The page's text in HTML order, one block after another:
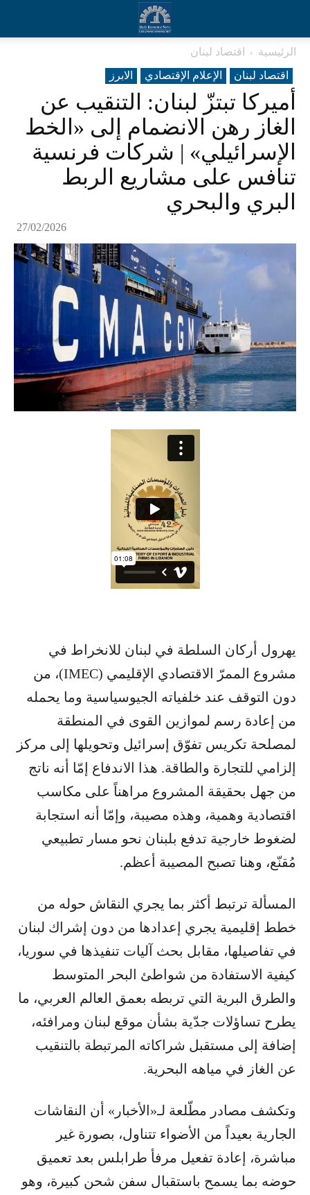
الرئيسية
اقتصاد لبنان
اقتصاد لبنان
الإعلام الإقتصادي الابرز
أميركا تبتزّ لبنان: التنقيب عن
الغاز رهن الانضمام إلى «الخط
الإسرائيلي» | شركات فرنسية
تنافس على مشاريع الربط
البري والبحري
27/02/2026
يهرول أركان السلطة في لبنان للانخراط في
مشروع الممرّ الاقتصادي الإقليمي (IMEC)، من
دون التوقف عند خلفياته الجيوسياسية وما يحمله
من إعادة رسم لموازين القوى في المنطقة
لمصلحة تكريس تفوّق إسرائيل وتحويلها إلى مركز
إلزامي للتجارة والطاقة. هذا الاندفاع إمّا أنه ناتج
من جهل بحقيقة المشروع مراهناً على مكاسب
اقتصادية وهمية، وهذه مصيبة، وإمّا أنه استجابة
لضغوط خارجية تدفع بلبنان نحو مسار تطبيعي
مُقنّع، وهنا تصبح المصيبة أعظم.
المسألة ترتبط أكثر بما يجري النقاش حوله من
خطط إقليمية يجري إعدادها من دون إشراك لبنان
في تفاصيلها، مقابل بحث آليات تنفيذها في سوريا،
كيفية الاستفادة من شواطئ البحر المتوسط
والطرق البرية التي تربطه بعمق العالم العربي، ما
يطرح تساؤلات جدّية بشأن موقع لبنان ومرافئه،
إضافة إلى مستقبل شراكاته المرتبطة بالتنقيب
عن الغاز في مياهه البحرية.
وتكشف مصادر مطّلعة لـ«الأخبار» أن النقاشات
الجارية بعيداً من الأضواء تتناول، بصورة غير
مباشرة، إعادة تفعيل مرفأ طرابلس بعد تعميق
حوضه بما يسمح باستقبال سفن شحن كبيرة، وهو